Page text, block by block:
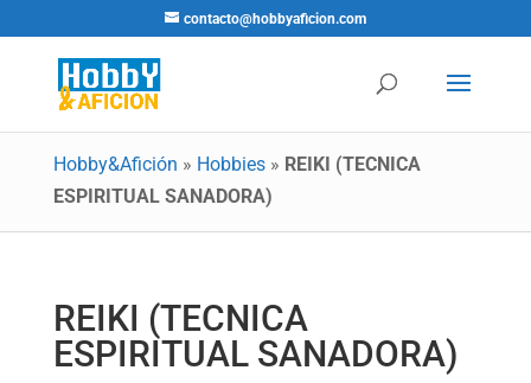
contacto@hobbyaficion.com
Hobby&Afición » Hobbies» REIKI (TECNICA
ESPIRITUAL SANADORA)
REIKI (TECNICA
ESPIRITUAL SANADORA)